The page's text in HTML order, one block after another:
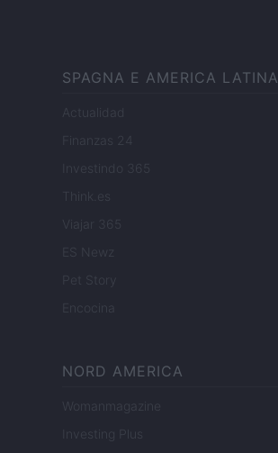
SPAGNA E AMERICA LATINA
Actualidad
Finanzas 24
Investindo 365
Think.es
Viajar 365
ES Newz
Encocina
NORD AMERICA
Womanmagazine
Investing Plus